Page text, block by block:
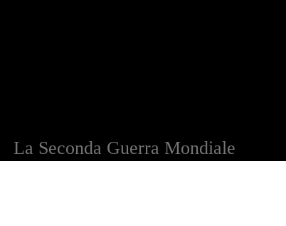
La Seconda Guerra Mondiale